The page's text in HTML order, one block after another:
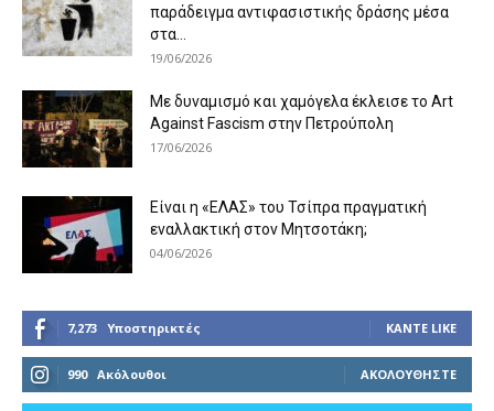
παράδειγμα αντιφασιστικής δράσης μέσα
στα...
19/06/2026
Με δυναμισμό και χαμόγελα έκλεισε το Art
Against Fascism στην Πετρούπολη
17/06/2026
Είναι η «ΕΛΑΣ» του Τσίπρα πραγματική
εναλλακτική στον Μητσοτάκη;
04/06/2026
7,273 Υποστηρικτές ΚΆΝΤΕ LIKE
990 Ακόλουθοι ΑΚΟΛΟΥΘΉΣΤΕ